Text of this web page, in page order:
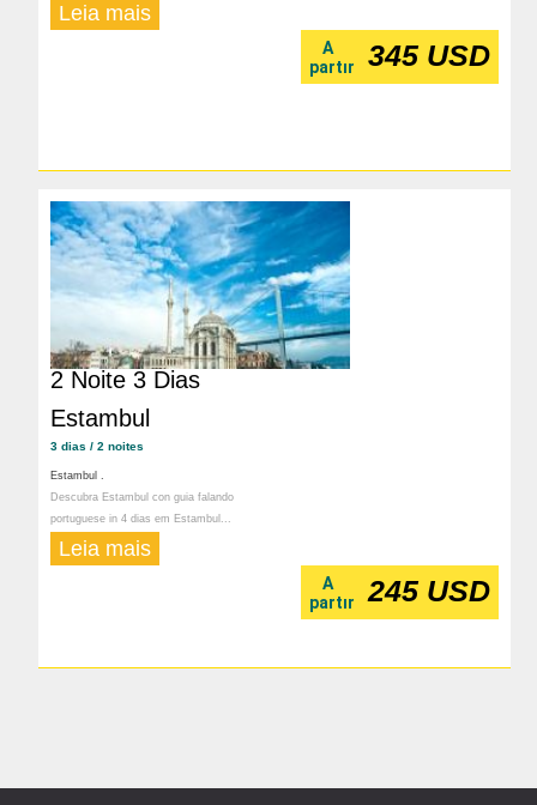
Leia mais
A
partır
345 USD
2 Noite 3 Dias
Estambul
3 dias / 2 noites
Estambul .
Descubra Estambul con guia falando
portuguese in 4 dias em Estambul...
Leia mais
A
partır
245 USD